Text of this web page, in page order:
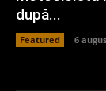
după...
Featured 6